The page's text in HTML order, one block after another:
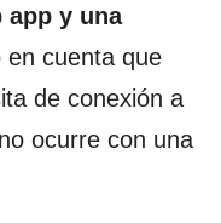
app y una
en cuenta que
de conexión a
ocurre con una